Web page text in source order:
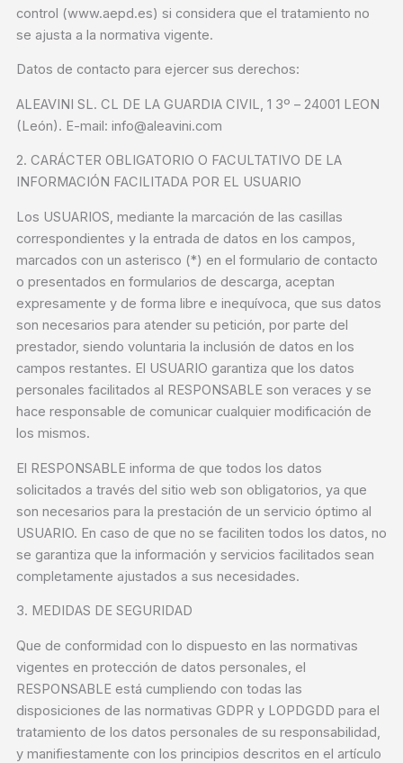
control (www.aepd.es) si considera que el tratamiento no
se ajusta a la normativa vigente.
Datos de contacto para ejercer sus derechos:
ALEAVINI SL. CL DE LA GUARDIA CIVIL, 1 3º – 24001 LEON
(León). E-mail: info@aleavini.com
2. CARÁCTER OBLIGATORIO O FACULTATIVO DE LA
INFORMACIÓN FACILITADA POR EL USUARIO
Los USUARIOS, mediante la marcación de las casillas
correspondientes y la entrada de datos en los campos,
marcados con un asterisco (*) en el formulario de contacto
o presentados en formularios de descarga, aceptan
expresamente y de forma libre e inequívoca, que sus datos
son necesarios para atender su petición, por parte del
prestador, siendo voluntaria la inclusión de datos en los
campos restantes. El USUARIO garantiza que los datos
personales facilitados al RESPONSABLE son veraces y se
hace responsable de comunicar cualquier modificación de
los mismos.
El RESPONSABLE informa de que todos los datos
solicitados a través del sitio web son obligatorios, ya que
son necesarios para la prestación de un servicio óptimo al
USUARIO. En caso de que no se faciliten todos los datos, no
se garantiza que la información y servicios facilitados sean
completamente ajustados a sus necesidades.
3. MEDIDAS DE SEGURIDAD
Que de conformidad con lo dispuesto en las normativas
vigentes en protección de datos personales, el
RESPONSABLE está cumpliendo con todas las
disposiciones de las normativas GDPR y LOPDGDD para el
tratamiento de los datos personales de su responsabilidad,
y manifiestamente con los principios descritos en el artículo